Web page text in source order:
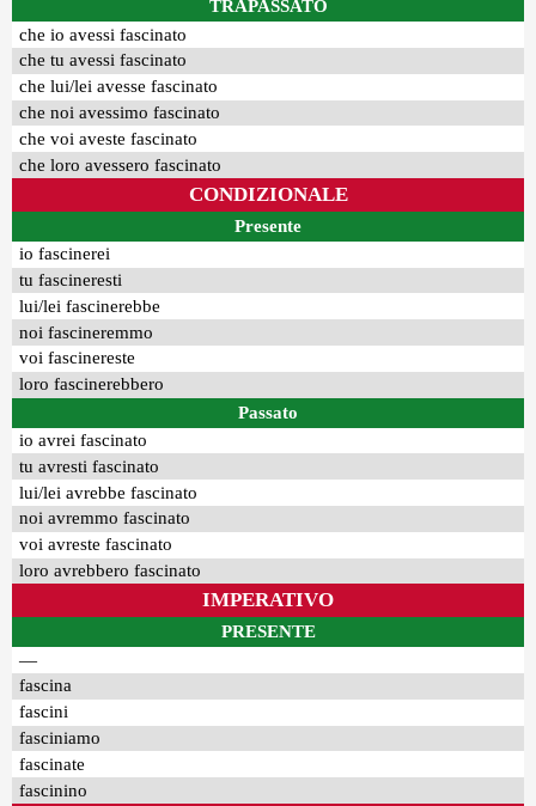
TRAPASSATO
che io avessi fascinato
che tu avessi fascinato
che lui/lei avesse fascinato
che noi avessimo fascinato
che voi aveste fascinato
che loro avessero fascinato
CONDIZIONALE
Presente
io fascinerei
tu fascineresti
lui/lei fascinerebbe
noi fascineremmo
voi fascinereste
loro fascinerebbero
Passato
io avrei fascinato
tu avresti fascinato
lui/lei avrebbe fascinato
noi avremmo fascinato
voi avreste fascinato
loro avrebbero fascinato
IMPERATIVO
PRESENTE
—
fascina
fascini
fasciniamo
fascinate
fascinino